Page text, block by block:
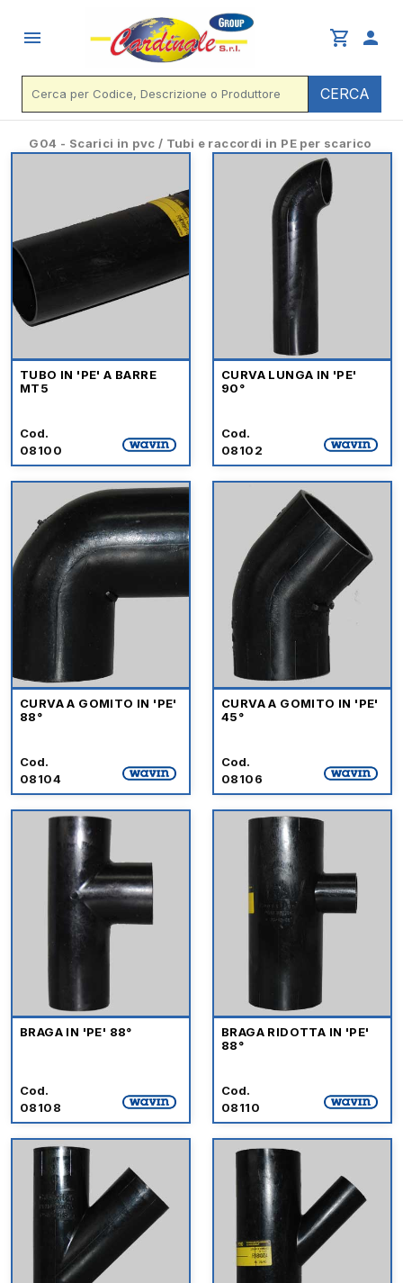
menu shopping_cart person
CERCA
G04 - Scarici in pvc / Tubi e raccordi in PE per scarico
TUBO IN 'PE' A BARRE
MT5
Cod.
08100
CURVA LUNGA IN 'PE'
90°
Cod.
08102
CURVA A GOMITO IN 'PE'
88°
Cod.
08104
CURVA A GOMITO IN 'PE'
45°
Cod.
08106
BRAGA IN 'PE' 88°
Cod.
08108
BRAGA RIDOTTA IN 'PE'
88°
Cod.
08110